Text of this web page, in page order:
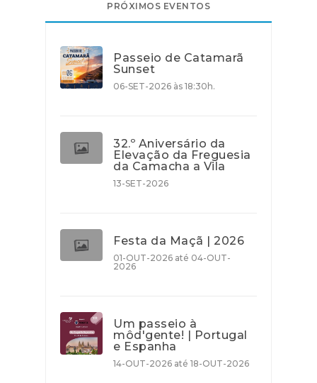
PRÓXIMOS EVENTOS
Passeio de Catamarã
Sunset
06-SET-2026 às 18:30h.
32.º Aniversário da
Elevação da Freguesia
da Camacha a Vila
13-SET-2026
Festa da Maçã | 2026
01-OUT-2026 até 04-OUT-
2026
Um passeio à
môd'gente! | Portugal
e Espanha
14-OUT-2026 até 18-OUT-2026